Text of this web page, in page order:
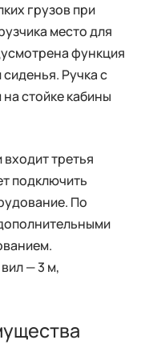
грузов при
место для
функция
Ручка с
стойке кабины
третья
подключить
По
— 3 м,